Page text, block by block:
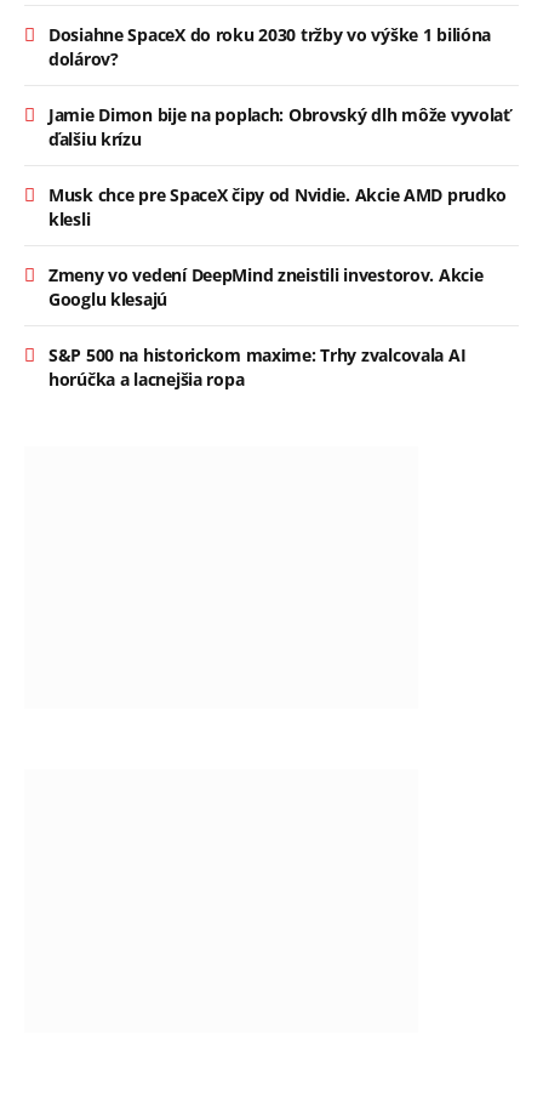
Dosiahne SpaceX do roku 2030 tržby vo výške 1 bilióna
dolárov?
Jamie Dimon bije na poplach: Obrovský dlh môže vyvolať
ďalšiu krízu
Musk chce pre SpaceX čipy od Nvidie. Akcie AMD prudko
klesli
Zmeny vo vedení DeepMind zneistili investorov. Akcie
Googlu klesajú
S&P 500 na historickom maxime: Trhy zvalcovala AI
horúčka a lacnejšia ropa